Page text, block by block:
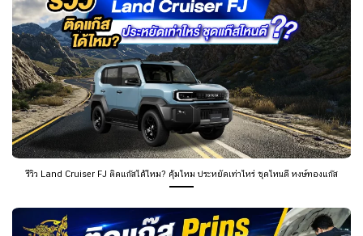
รีวิว Land Cruiser FJ ติดแก๊สได้ไหม? คุ้มไหม ประหยัดเท่าไหร่ ชุดไหนดี หงษ์ทองแก๊ส